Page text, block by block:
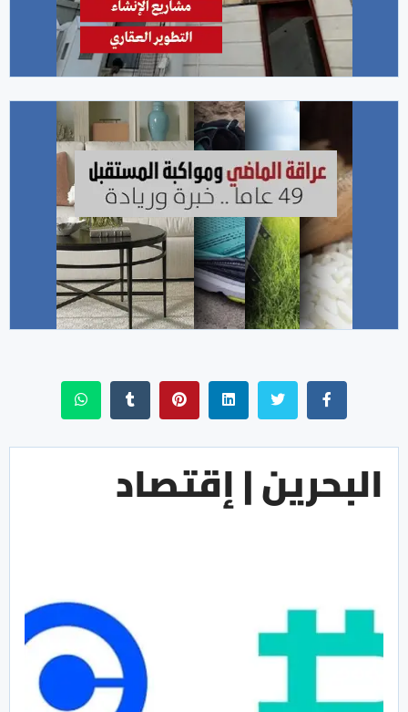
البحرين | إقتصاد